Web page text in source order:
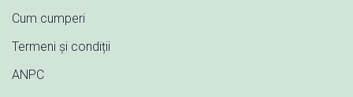
Cum cumperi
Termeni și condiții
ANPC